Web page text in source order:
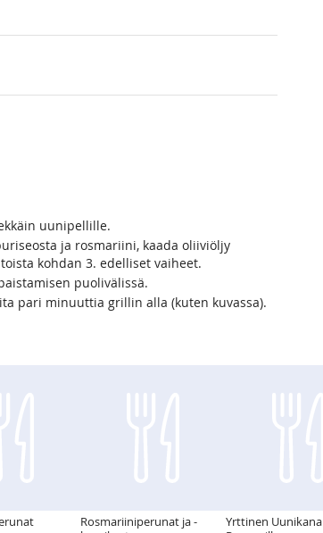
uunipellille.
ja rosmariini, kaada oliiviöljy
kohdan 3. edelliset vaiheet.
puolivälissä.
pari minuuttia grillin alla (kuten kuvassa).
Rosmariiniperunat ja -
Yrttinen Uunikana